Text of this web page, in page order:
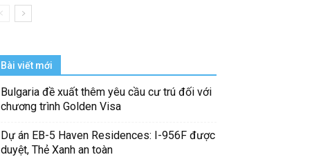
Bài viết mới
Bulgaria đề xuất thêm yêu cầu cư trú đối với
chương trình Golden Visa
Dự án EB-5 Haven Residences: I-956F được
duyệt, Thẻ Xanh an toàn